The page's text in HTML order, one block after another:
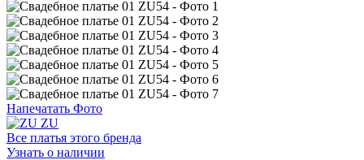
Напечатать Фото
Все платья этого бренда
Узнать о наличии